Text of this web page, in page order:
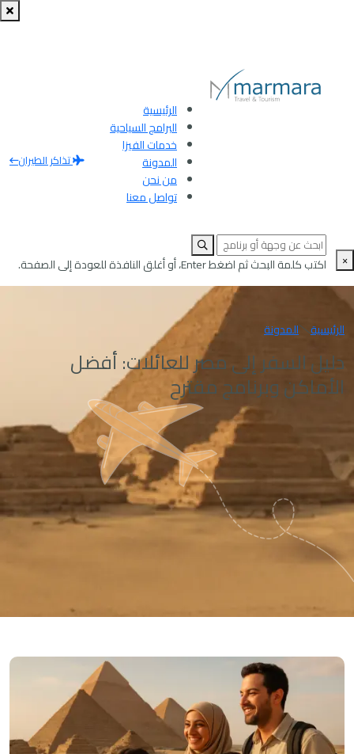
الرئيسية
البرامج السياحية
خدمات الفيزا
المدونة
من نحن
تواصل معنا
تذاكر الطيران
× اكتب كلمة البحث ثم اضغط Enter، أو أغلق النافذة للعودة إلى الصفحة.
الرئيسية المدونة
دليل السفر إلى مصر للعائلات: أفضل
الأماكن وبرنامج مقترح